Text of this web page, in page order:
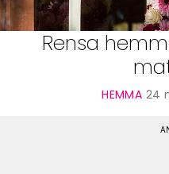
Handarbete
Kategorier
Rensa
HEMMA 24